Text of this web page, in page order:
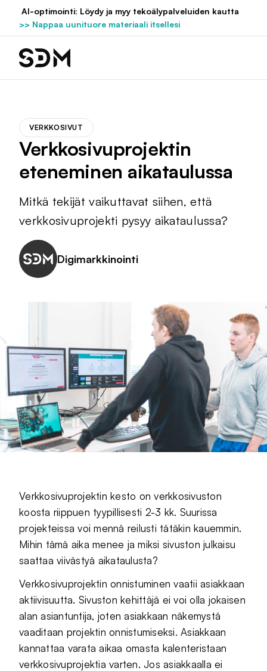
Hyppää
sisältöön
AI-optimointi: Löydy ja myy tekoälypalveluiden kautta
>> Nappaa uunituore materiaali itsellesi
VERKKOSIVUT
Verkkosivuprojektin
eteneminen aikataulussa
Mitkä tekijät vaikuttavat siihen, että
verkkosivuprojekti pysyy aikataulussa?
Digimarkkinointi
Verkkosivuprojektin kesto on verkkosivuston
koosta riippuen tyypillisesti 2-3 kk. Suurissa
projekteissa voi mennä reilusti tätäkin kauemmin.
Mihin tämä aika menee ja miksi sivuston julkaisu
saattaa viivästyä aikataulusta?
Verkkosivuprojektin onnistuminen vaatii asiakkaan
aktiivisuutta. Sivuston kehittäjä ei voi olla jokaisen
alan asiantuntija, joten asiakkaan näkemystä
vaaditaan projektin onnistumiseksi. Asiakkaan
kannattaa varata aikaa omasta kalenteristaan
verkkosivuprojektia varten. Jos asiakkaalla ei